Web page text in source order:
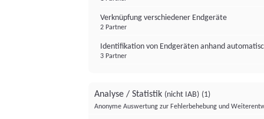
Verknüpfung verschiedener Endgeräte
2 Partner
Identifikation von Endgeräten anhand
3 Partner
Analyse / Statistik (nicht IAB) (1)
Anonyme Auswertung zur Fehlerbehebung und